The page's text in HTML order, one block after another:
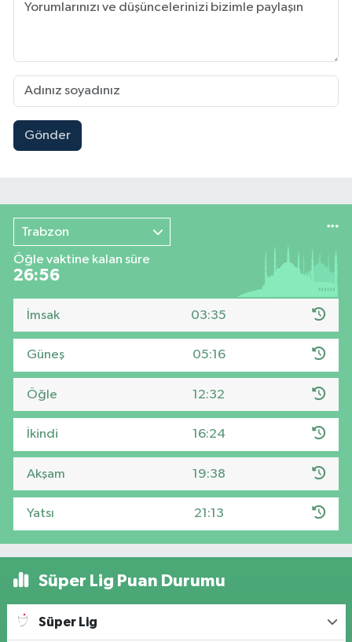
Gönder
Trabzon
Öğle vaktine kalan süre
26:54
İmsak 03:35
Güneş 05:16
Öğle 12:32
İkindi 16:24
Akşam 19:38
Yatsı 21:13
Süper Lig Puan Durumu
Süper Lig